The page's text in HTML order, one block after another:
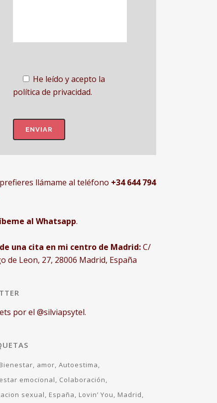
He leído y acepto la
política de privacidad.
llámame al teléfono +34 644 794
al Whatsapp.
una cita en mi centro de Madrid:C/
de Leon, 27, 28006 Madrid, España
por el @silviapsytel.
amor Autoestima
emocional
Colaboración
sexual
España Lovin’ You
Madrid